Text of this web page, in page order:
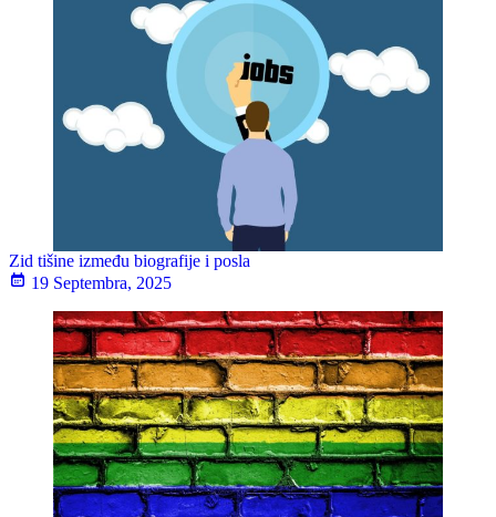
Zid tišine između biografije i posla
19 Septembra, 2025